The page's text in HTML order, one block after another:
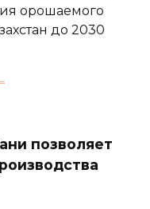
орошаемого
до 2030
позволяет